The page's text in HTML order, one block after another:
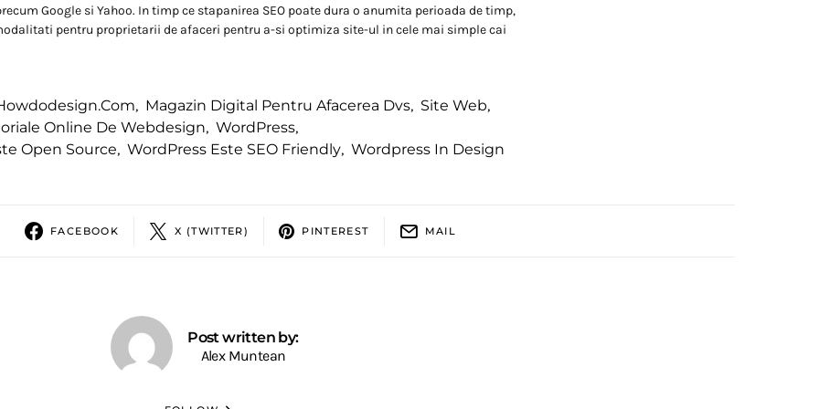
Google si Yahoo. In timp ce stapanirea SEO poate dura o anumita perioada de timp,
pentru proprietarii de afaceri pentru a-si optimiza site-ul in cele mai simple cai
, Magazin Digital Pentru Afacerea Dvs, Site Web,
Online De Webdesign, WordPress,
Open Source, WordPress Este SEO Friendly, Wordpress In Design
FACEBOOK X (TWITTER) PINTEREST MAIL
Post written by:
Alex Muntean